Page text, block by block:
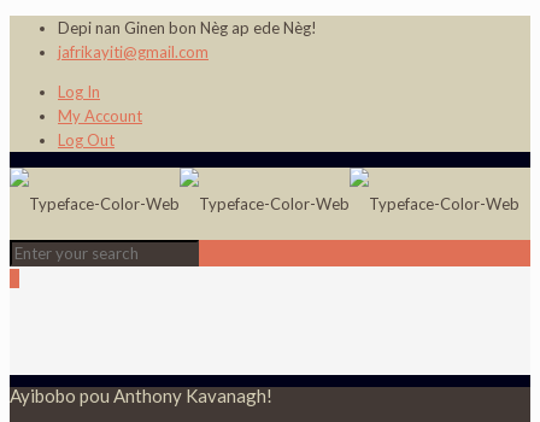
Depi nan Ginen bon Nèg ap ede Nèg!
jafrikayiti@gmail.com
Log In
My Account
Log Out
Ayibobo pou Anthony Kavanagh!